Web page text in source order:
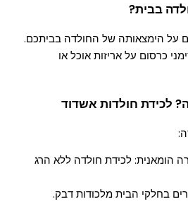
בבית?
על הימצאותה של החולדה בביתכם.
כרסום על אריזות אוכל או
לכידת חולדות אשדוד
הומאנית: לכידת חולדה ללא הרג
בחלקי הבית מלכודות דבק.